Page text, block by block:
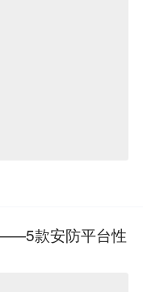
款安防平台性